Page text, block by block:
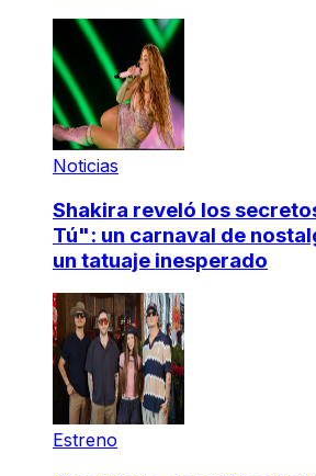
Noticias
Shakira reveló los
Tú": un carnaval de
un tatuaje inesperado
Estreno